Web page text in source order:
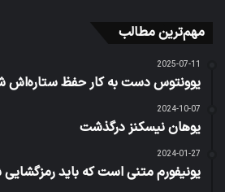
مهم‌ترین مطالب
2025-07-11
یوونتوس دست به کار حفظ ستاره‌اش
2024-10-07
یوهان نیسکنز درگذشت
2024-01-27
یونیفورم متنی است که باید